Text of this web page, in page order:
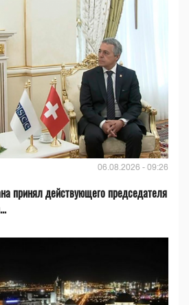
06.08.2026 - 09:26
принял действующего председателя